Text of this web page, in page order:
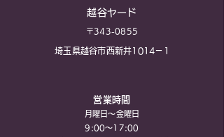
越谷ヤード
〒343-0855
埼玉県越谷市西新井1014－1
営業時間
月曜日～金曜日
9:00～17:00